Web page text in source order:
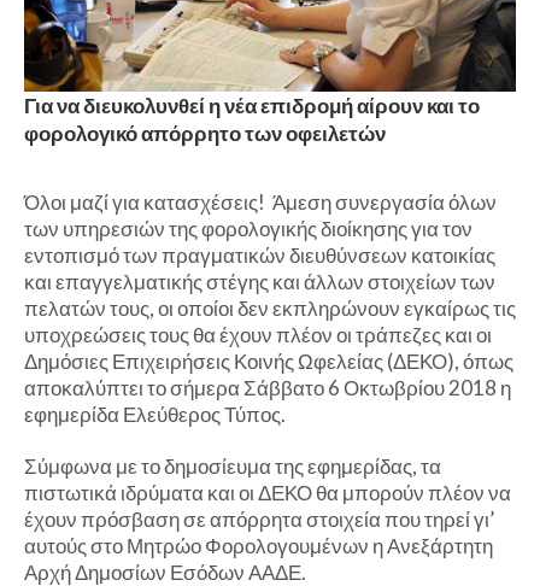
Για να διευκολυνθεί η νέα επιδρομή αίρουν και το
φορολογικό απόρρητο των οφειλετών
Όλοι μαζί για κατασχέσεις! Άμεση συνεργασία όλων
των υπηρεσιών της φορολογικής διοίκησης για τον
εντοπισμό των πραγματικών διευθύνσεων κατοικίας
και επαγγελματικής στέγης και άλλων στοιχείων των
πελατών τους, οι οποίοι δεν εκπληρώνουν εγκαίρως τις
υποχρεώσεις τους θα έχουν πλέον οι τράπεζες και οι
Δημόσιες Επιχειρήσεις Κοινής Ωφελείας (ΔΕΚΟ), όπως
αποκαλύπτει το σήμερα Σάββατο 6 Οκτωβρίου 2018 η
εφημερίδα Ελεύθερος Τύπος.
Σύμφωνα με το δημοσίευμα της εφημερίδας, τα
πιστωτικά ιδρύματα και οι ΔΕΚΟ θα μπορούν πλέον να
έχουν πρόσβαση σε απόρρητα στοιχεία που τηρεί γι’
αυτούς στο Μητρώο Φορολογουμένων η Ανεξάρτητη
Αρχή Δημοσίων Εσόδων ΑΑΔΕ.